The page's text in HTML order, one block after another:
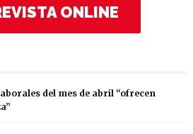
ONLINE
del mes de abril “ofrecen